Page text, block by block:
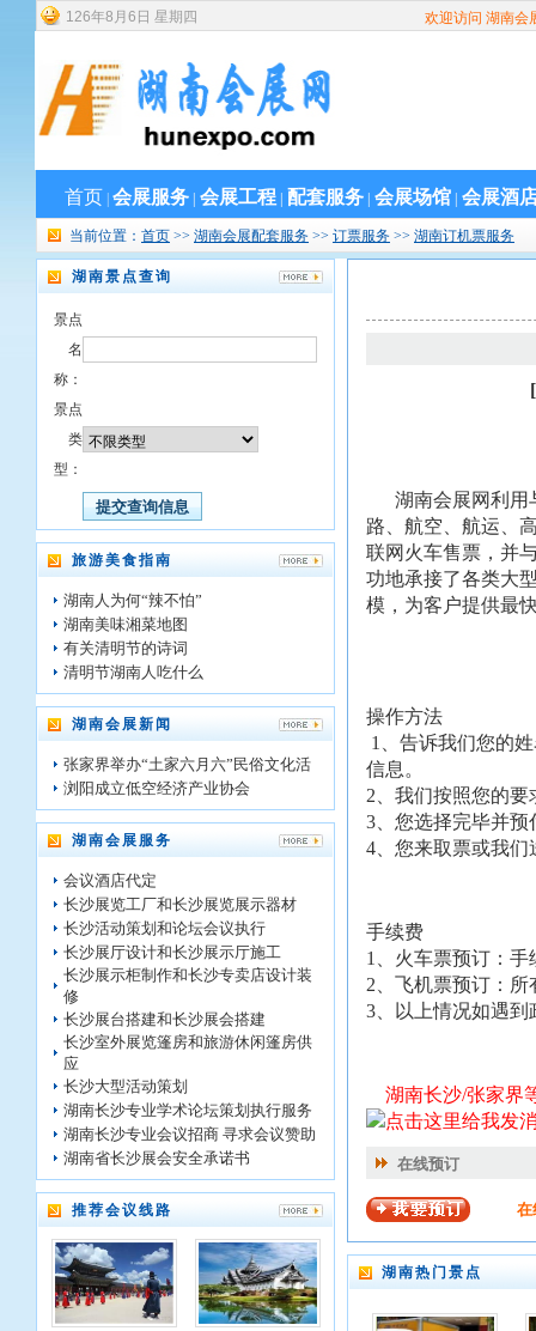
126年8 月 6 日 星期四 欢迎访问 湖南会
首页 会展服务 会展工程 配套服务 会展场馆 会展酒
当前位置： 首页 >> 湖南会展配套服务 >> 订票服务 >> 湖南订机票服务
湖南景点查询
景点
名
称：
景点
类
型：
旅游美食指南
湖南人为何“辣不怕”
湖南美味湘菜地图
有关清明节的诗词
清明节湖南人吃什么
湖南会展新闻
张家界举办“土家六月六”民俗文化活
浏阳成立低空经济产业协会
湖南会展服务
会议酒店代定
长沙展览工厂和长沙展览展示器材
长沙活动策划和论坛会议执行
长沙展厅设计和长沙展示厅施工
长沙展示柜制作和长沙专卖店设计装
修
长沙展台搭建和长沙展会搭建
长沙室外展览篷房和旅游休闲篷房供
应
长沙大型活动策划
湖南长沙专业学术论坛策划执行服务
湖南长沙专业会议招商 寻求会议赞助
湖南省长沙展会安全承诺书
推荐会议线路
湖南会展网利用
路、航空、航运、
联网火车售票，并
功地承接了各类大
模，为客户提供最
操作方法
1、告诉我们您的
信息。
2、我们按照您的
3、您选择完毕并
4、您来取票或我们
手续费
1、火车票预订：
2、飞机票预订：
3、以上情况如遇
湖南长沙/张家界
在线预订
在
湖南热门景点